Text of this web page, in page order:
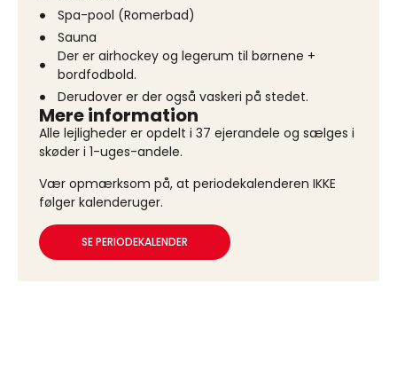
Spa-pool (Romerbad)
Sauna
Der er airhockey og legerum til børnene +
bordfodbold.
Derudover er der også vaskeri på stedet.
Mere information
Alle lejligheder er opdelt i 37 ejerandele og sælges i
skøder i 1-uges-andele.
Vær opmærksom på, at periodekalenderen IKKE
følger kalenderuger.
SE PERIODEKALENDER